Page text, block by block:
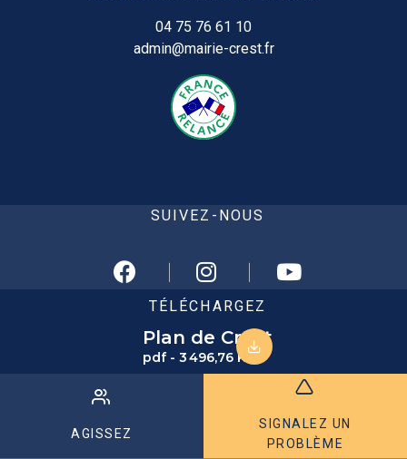
04 75 76 61 10
admin@mairie-crest.fr
SUIVEZ-NOUS
TÉLÉCHARGEZ
Plan de Crest
pdf - 3 496,76 KB
AGISSEZ
SIGNALEZ UN
PROBLÈME